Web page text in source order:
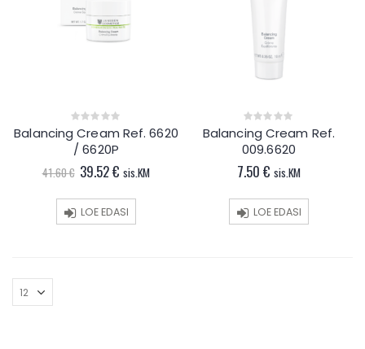
0
out
of
Balancing Cream Ref. 6620
/ 6620P
41.60€ Algne
hind
oli:
41.60 €.
39.52€ Current
price
is:
39.52 €.
sis.KM
LOE EDASI
0
out
of
Balancing Cream Ref.
009.6620
7.50 € sis.KM
LOE EDASI